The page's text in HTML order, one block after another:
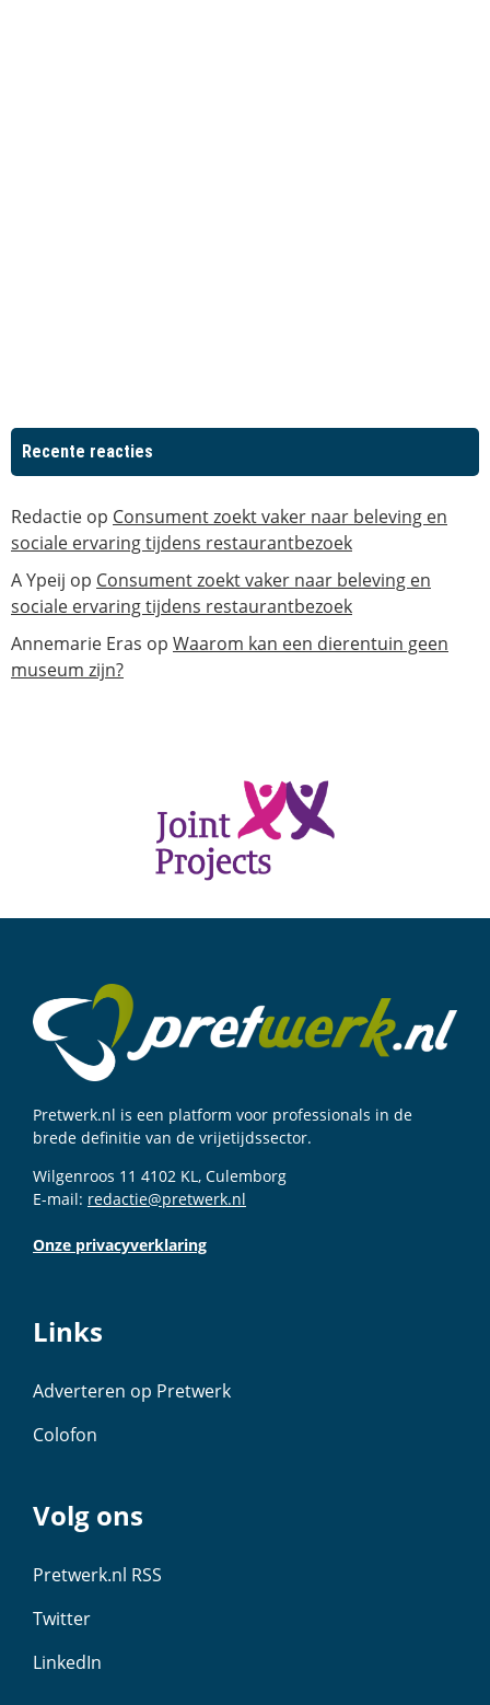
Recente reacties
Redactie op Consument zoekt vaker naar beleving en
sociale ervaring tijdens restaurantbezoek
A Ypeij op Consument zoekt vaker naar beleving en
sociale ervaring tijdens restaurantbezoek
Annemarie Eras op Waarom kan een dierentuin geen
museum zijn?
Pretwerk.nl is een platform voor professionals in de
brede definitie van de vrijetijdssector.
Wilgenroos 11 4102 KL, Culemborg
E-mail: redactie@pretwerk.nl
Onze privacyverklaring
Links
Adverteren op Pretwerk
Colofon
Volg ons
Pretwerk.nl RSS
Twitter
LinkedIn